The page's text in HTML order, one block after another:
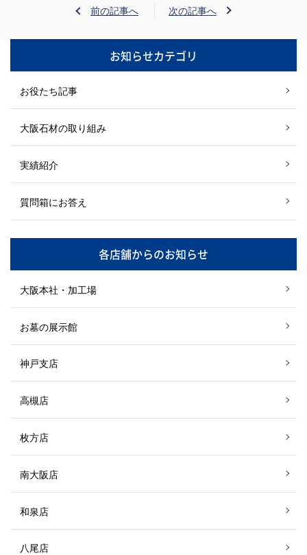
前の記事へ 次の記事へ
お知らせカテゴリ
お役たち記事
大阪石材の取り組み
実績紹介
質問箱にお答え
各店舗からのお知らせ
大阪本社・加工場
お墓の展示館
神戸支店
高槻店
枚方店
南大阪店
和泉店
八尾店